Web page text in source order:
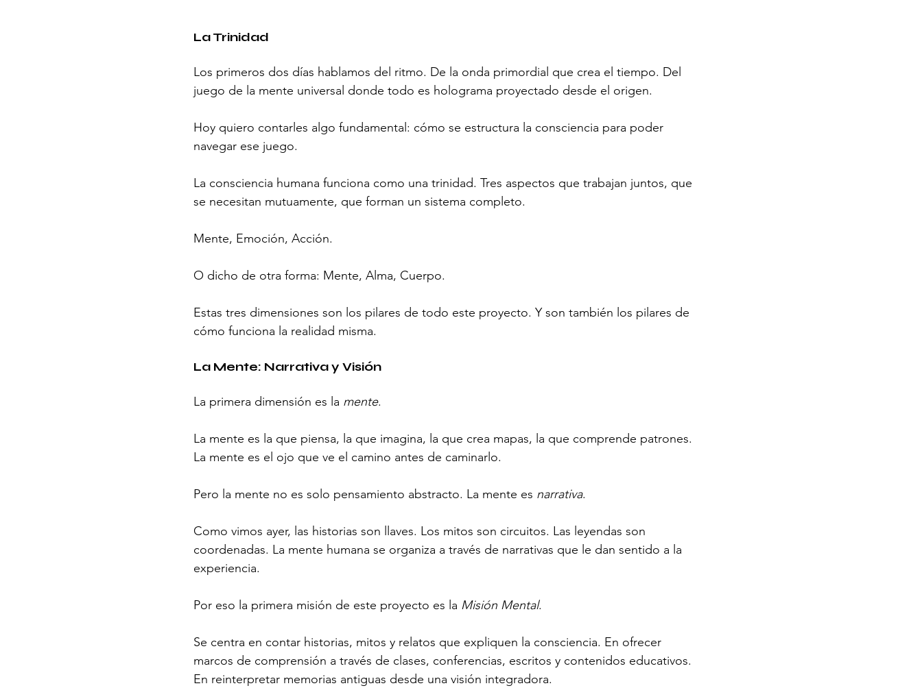
La Trinidad
Los primeros dos días hablamos del ritmo. De la onda primordial que crea el tiempo. Del
juego de la mente universal donde todo es holograma proyectado desde el origen.
Hoy quiero contarles algo fundamental: cómo se estructura la consciencia para poder
navegar ese juego.
La consciencia humana funciona como una trinidad. Tres aspectos que trabajan juntos, que
se necesitan mutuamente, que forman un sistema completo.
Mente, Emoción, Acción.
O dicho de otra forma: Mente, Alma, Cuerpo.
Estas tres dimensiones son los pilares de todo este proyecto. Y son también los pilares de
cómo funciona la realidad misma.
La Mente: Narrativa y Visión
La primera dimensión es la mente.
La mente es la que piensa, la que imagina, la que crea mapas, la que comprende patrones.
La mente es el ojo que ve el camino antes de caminarlo.
Pero la mente no es solo pensamiento abstracto. La mente es narrativa.
Como vimos ayer, las historias son llaves. Los mitos son circuitos. Las leyendas son
coordenadas. La mente humana se organiza a través de narrativas que le dan sentido a la
experiencia.
Por eso la primera misión de este proyecto es la Misión Mental.
Se centra en contar historias, mitos y relatos que expliquen la consciencia. En ofrecer
marcos de comprensión a través de clases, conferencias, escritos y contenidos educativos.
En reinterpretar memorias antiguas desde una visión integradora.